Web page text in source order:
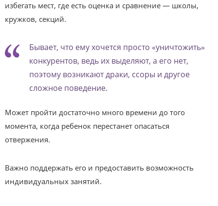
избегать мест, где есть оценка и сравнение — школы,
кружков, секций.
Бывает, что ему хочется просто «уничтожить»
конкурентов, ведь их выделяют, а его нет,
поэтому возникают драки, ссоры и другое
сложное поведение.
Может пройти достаточно много времени до того
момента, когда ребенок перестанет опасаться
отвержения.
Важно поддержать его и предоставить возможность
индивидуальных занятий.